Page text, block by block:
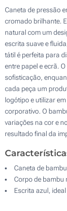
Caneta de pressão
cromado brilhante.
natural com um
escrita suave e
tátil é perfeita para
entre papel e ecrã.
sofisticação,
cada peça um
logótipo e utilizar
corporativo. O
variações na cor e
resultado final da
Caneta de
Corpo de bambu
Escrita azul,